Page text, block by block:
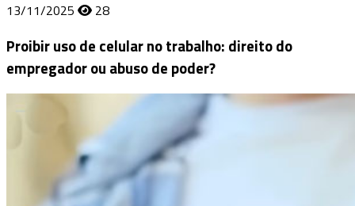
13/11/2025
28
Proibir uso de celular no trabalho: direito do
empregador ou abuso de poder?